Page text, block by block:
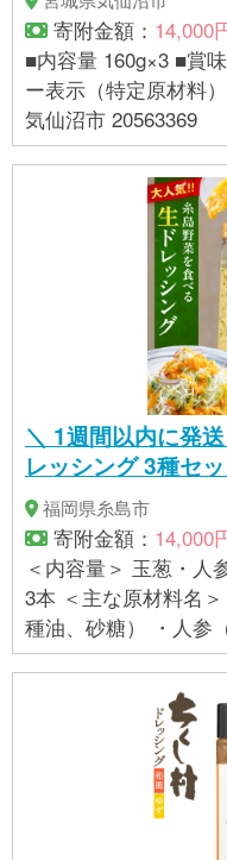
寄附金額： 14,000
■内容量 160g×3 ■賞味期限 製造日より1年 ■アレルギ
ー表示（特定原材料） 小麦・大
気仙沼市 20563369
＼ 1週間以内に発
福岡県糸島市
寄附金額： 14,000
＜内容量＞ 玉葱・人参・ルッコラレモン 各270ml 計
3本 ＜主な原材料名＞ ・玉葱（玉葱、醤油、酢、菜
種油、砂糖） ・人参
油、砂糖） ・ルッコ
産）、玉ねぎ、セロ
モン汁、醸造酢、しょ
返礼品はご自宅用と
だいた場合も、ご対
めご了承ください。 【内容変更のお知らせ】 2025年
7月お申し込み分よ